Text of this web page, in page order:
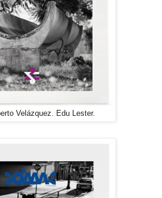
Velázquez. Edu Lester.